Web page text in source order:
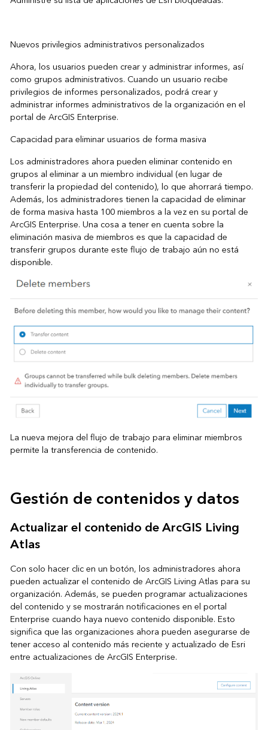
Nuevos privilegios administrativos personalizados
Ahora, los usuarios pueden crear y administrar informes, así
como grupos administrativos. Cuando un usuario recibe
privilegios de informes personalizados, podrá crear y
administrar informes administrativos de la organización en el
portal de ArcGIS Enterprise.
Capacidad para eliminar usuarios de forma masiva
Los administradores ahora pueden eliminar contenido en
grupos al eliminar a un miembro individual (en lugar de
transferir la propiedad del contenido), lo que ahorrará tiempo.
Además, los administradores tienen la capacidad de eliminar
de forma masiva hasta 100 miembros a la vez en su portal de
ArcGIS Enterprise. Una cosa a tener en cuenta sobre la
eliminación masiva de miembros es que la capacidad de
transferir grupos durante este flujo de trabajo aún no está
disponible.
La nueva mejora del flujo de trabajo para eliminar miembros
permite la transferencia de contenido.
Gestión de contenidos y datos
Actualizar el contenido de ArcGIS Living
Atlas
Con solo hacer clic en un botón, los administradores ahora
pueden actualizar el contenido de ArcGIS Living Atlas para su
organización. Además, se pueden programar actualizaciones
del contenido y se mostrarán notificaciones en el portal
Enterprise cuando haya nuevo contenido disponible. Esto
significa que las organizaciones ahora pueden asegurarse de
tener acceso al contenido más reciente y actualizado de Esri
entre actualizaciones de ArcGIS Enterprise.